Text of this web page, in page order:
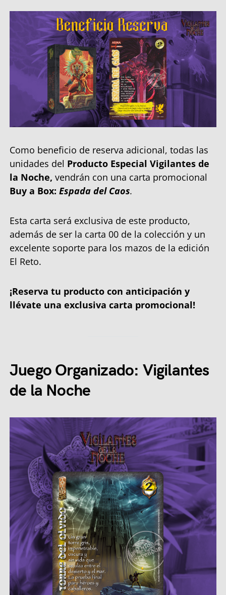
Como beneficio de reserva adicional, todas las
unidades del Producto Especial Vigilantes de
la Noche, vendrán con una carta promocional
Buy a Box: Espada del Caos.
Esta carta será exclusiva de este producto,
además de ser la carta 00 de la colección y un
excelente soporte para los mazos de la edición
El Reto.
¡Reserva tu producto con anticipación y
llévate una exclusiva carta promocional!
Juego Organizado: Vigilantes
de la Noche